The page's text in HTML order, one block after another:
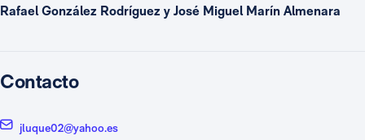
Rafael González Rodríguez y José Miguel Marín Almenara
Contacto
jluque02@yahoo.es